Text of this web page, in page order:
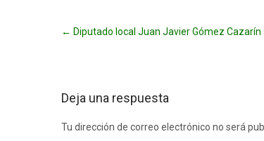
navigation
← Diputado local Juan Javier Gómez
Deja una respuesta
Tu dirección de correo electrónico no será